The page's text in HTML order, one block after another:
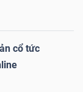
cổ tức